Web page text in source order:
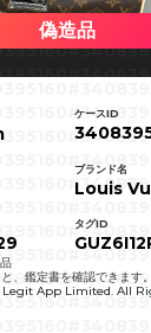
偽造品
ケースID
ブランド名
Louis
タグID
、鑑定書を確認できます。
Legit App Limited. All